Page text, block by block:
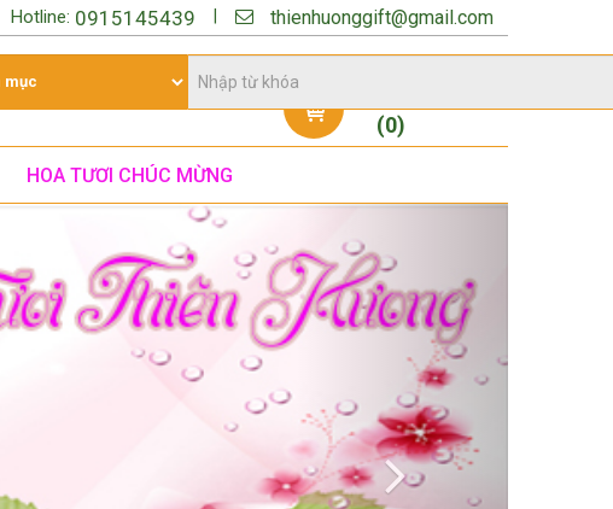
Hotline: 0915145439 thienhuonggift@gmail.com
(0)
HOA TƯƠI CHÚC MỪNG